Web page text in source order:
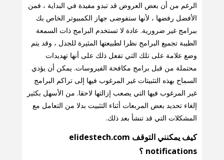
الرغم من أن بعض العروض قد تبدو مفيدة في البداية ، فمن
الأفضل رفضها ، لأنها ستفوضى جهاز الكمبيوتر الخاص بك
ببرامج غير ضرورية. عادة لا تستخدم البرامج ذات السمعة
الطيبة تجميع البرامج نظرا لطبيعتها المثيرة للجدل ، وقد يتم
وضع علامة على تلك التي تفعل ذلك على أنها تهديدات
محتملة من قبل برامج مكافحة الفيروسات. يمكن أن يؤدي
السماح بهذه التثبيتات غير المرغوب فيها إلى تراكم البرامج
غير المرغوب فيها التي يصعب إزالتها لاحقا. من الأسهل بكثير
إلغاء تحديد بعض المربعات أثناء التثبيت بدلا من التعامل مع
المشكلات التي قد تنشأ بعد ذلك.
كيف يمكنني التوقف elidestech.com
notifications ؟